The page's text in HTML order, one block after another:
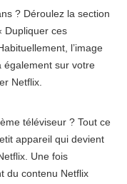
? Déroulez la section
Dupliquer ces
l’image
également sur votre
Netflix.
téléviseur ? Tout ce
appareil qui devient
Une fois
du contenu Netflix